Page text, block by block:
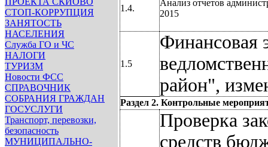
СТОП-КОРРУПЦИЯ
ЗАНЯТОСТЬ
НАСЕЛЕНИЯ
Служба ГО и ЧС
НАЛОГИ
ТУРИЗМ
Новости ФСС
СПРАВОЧНИК
СОБРАНИЯ ГРАЖДАН
ГОСУСЛУГИ
Транспорт, перевозки,
безопасность
МУНИЦИПАЛЬНО-
1.4.
Анализ отчетов
2015
1.5
Финансовая
район",
Раздел 2. Контрольные
Проверка
средств